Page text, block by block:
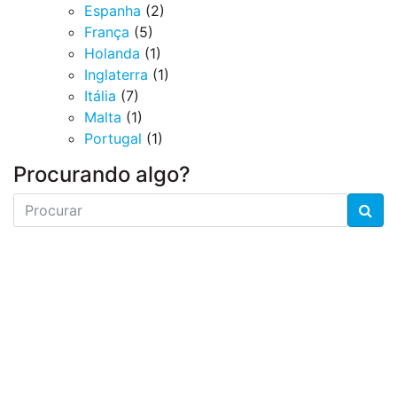
Espanha (2)
França (5)
Holanda (1)
Inglaterra (1)
Itália (7)
Malta (1)
Portugal (1)
Procurando algo?